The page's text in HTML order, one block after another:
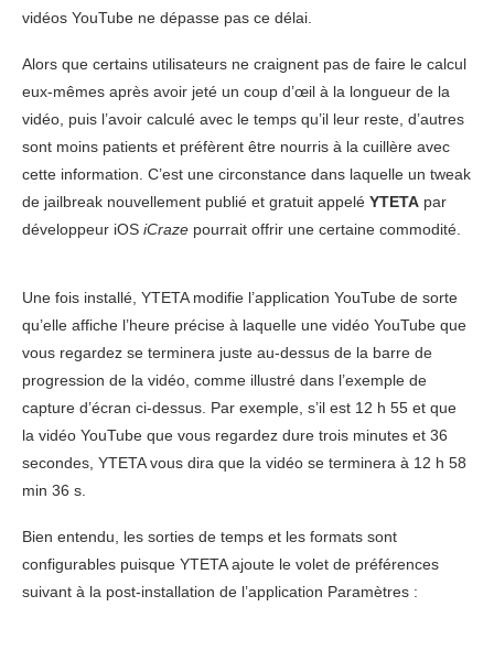
vidéos YouTube ne dépasse pas ce délai.
Alors que certains utilisateurs ne craignent pas de faire le calcul
eux-mêmes après avoir jeté un coup d’œil à la longueur de la
vidéo, puis l’avoir calculé avec le temps qu’il leur reste, d’autres
sont moins patients et préfèrent être nourris à la cuillère avec
cette information. C’est une circonstance dans laquelle un tweak
de jailbreak nouvellement publié et gratuit appelé YTETA par
développeur iOS iCraze pourrait offrir une certaine commodité.
Une fois installé, YTETA modifie l’application YouTube de sorte
qu’elle affiche l’heure précise à laquelle une vidéo YouTube que
vous regardez se terminera juste au-dessus de la barre de
progression de la vidéo, comme illustré dans l’exemple de
capture d’écran ci-dessus. Par exemple, s’il est 12 h 55 et que
la vidéo YouTube que vous regardez dure trois minutes et 36
secondes, YTETA vous dira que la vidéo se terminera à 12 h 58
min 36 s.
Bien entendu, les sorties de temps et les formats sont
configurables puisque YTETA ajoute le volet de préférences
suivant à la post-installation de l’application Paramètres :